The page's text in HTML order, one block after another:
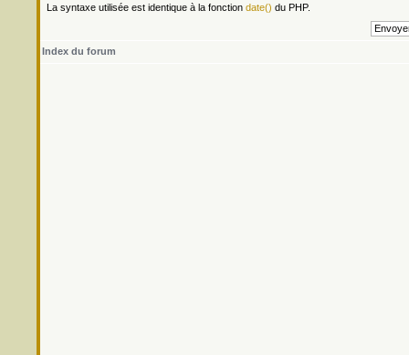
La syntaxe utilisée est identique à la fonction date() du PHP.
Index du forum